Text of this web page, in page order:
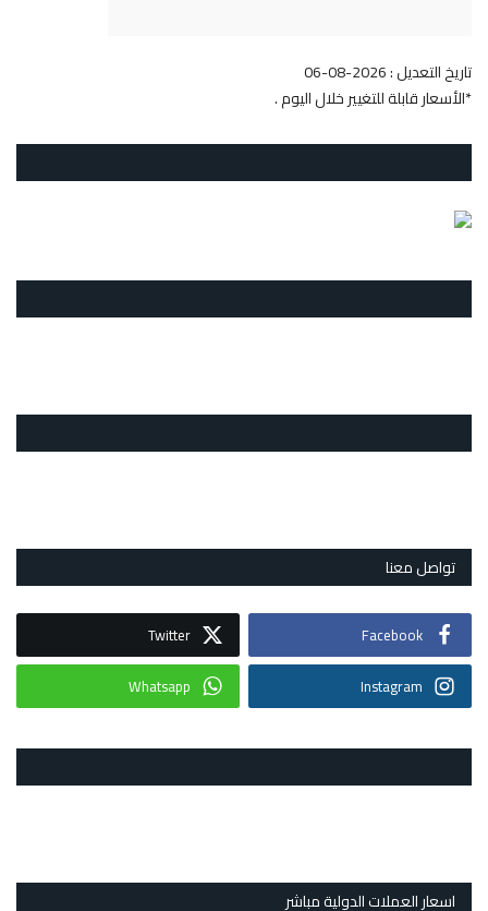
تاريخ التعديل : 2026-08-06
*الأسعار قابلة للتغيير خلال اليوم .
تواصل معنا
Facebook
Twitter
Instagram
Whatsapp
اسعار العملات الدولية مباشر